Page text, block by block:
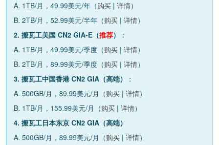
A. 1TB/月，49.99美元/年（购买 | 详情）
B. 2TB/月，52.99美元/半年（购买 | 详情）
2. 搬瓦工美国 CN2 GIA-E（推荐）
：
A. 1TB/月，49.99美元/季度（购买 | 详情）
B. 2TB/月，89.99美元/季度（购买 | 详情）
3. 搬瓦工中国香港 CN2 GIA（高端）
：
A. 500GB/月，89.99美元/月（购买 | 详情）
B. 1TB/月，155.99美元/月（购买 | 详情）
4. 搬瓦工日本东京 CN2 GIA（高端）
A. 500GB/月，89.99美元/月（购买 | 详情）